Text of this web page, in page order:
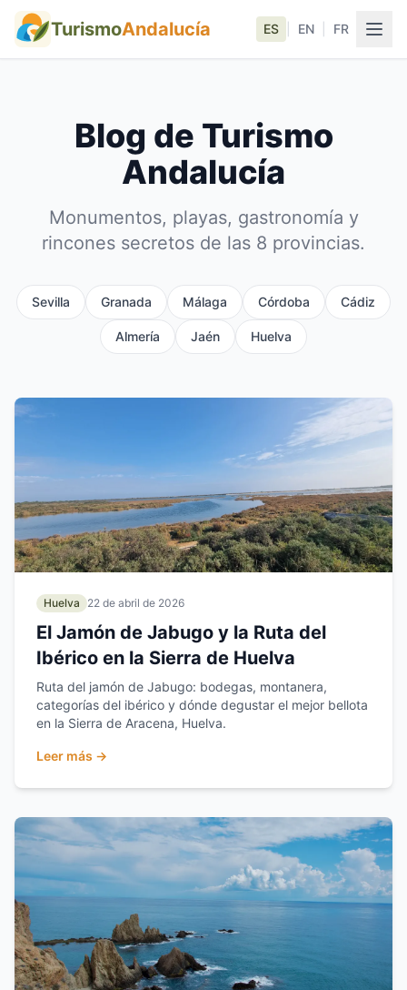
TurismoAndalucía ES EN FR
Blog de Turismo
Andalucía
Monumentos, playas, gastronomía y
rincones secretos de las 8 provincias.
Sevilla Granada Málaga Córdoba Cádiz
Almería Jaén Huelva
Huelva 22 de abril de 2026
El Jamón de Jabugo y la Ruta del
Ibérico en la Sierra de Huelva
Ruta del jamón de Jabugo: bodegas, montanera,
categorías del ibérico y dónde degustar el mejor bellota
en la Sierra de Aracena, Huelva.
Leer más →